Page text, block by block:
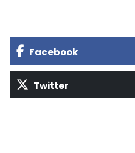
Facebook
Twitter